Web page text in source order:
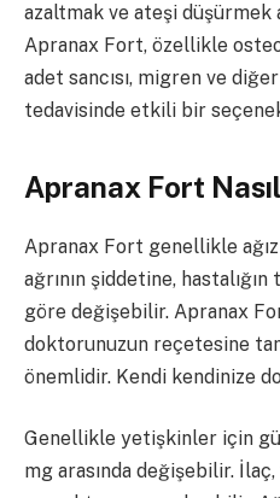
azaltmak ve ateşi düşürmek
Apranax Fort, özellikle
adet sancısı, migren ve
tedavisinde etkili bir
Apranax Fort
Apranax Fort genellikle ağız
ağrının şiddetine,
göre değişebilir. Apranax
doktorunuzun reçetesine
önemlidir. Kendi kendinize
Genellikle yetişkinler için
mg arasında değişebilir.